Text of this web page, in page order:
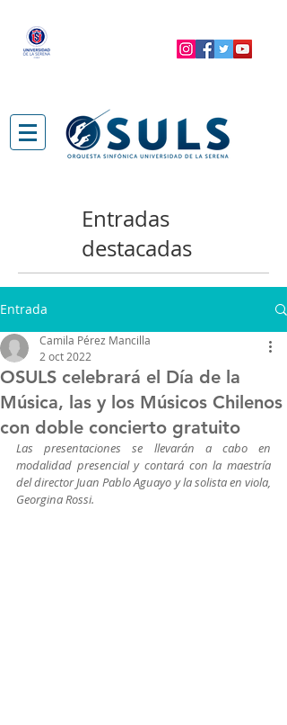
Entradas
destacadas
Entrada
OSULS celebrará el Día de la
Música, las y los Músicos Chilenos
con doble concierto gratuito
Camila Pérez Mancilla
2 oct 2022
Las presentaciones se llevarán a cabo en
modalidad presencial y contará con la maestría
del director Juan Pablo Aguayo y la solista en viola,
Georgina Rossi.